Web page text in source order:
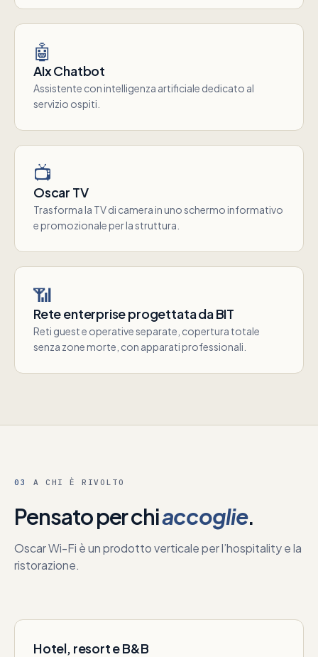
🤖
AIx Chatbot
Assistente con intelligenza artificiale dedicato al
servizio ospiti.
📺
Oscar TV
Trasforma la TV di camera in uno schermo informativo
e promozionale per la struttura.
📶
Rete enterprise progettata da BIT
Reti guest e operative separate, copertura totale
senza zone morte, con apparati professionali.
03 A CHI È RIVOLTO
Pensato per chiaccoglie.
Oscar Wi-Fi è un prodotto verticale per l’hospitality e la
ristorazione.
Hotel, resort e B&B